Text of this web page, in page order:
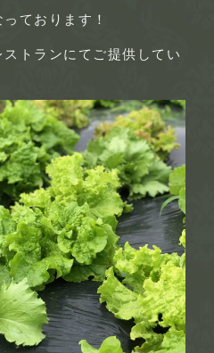
ております！
トランにてご提供してい